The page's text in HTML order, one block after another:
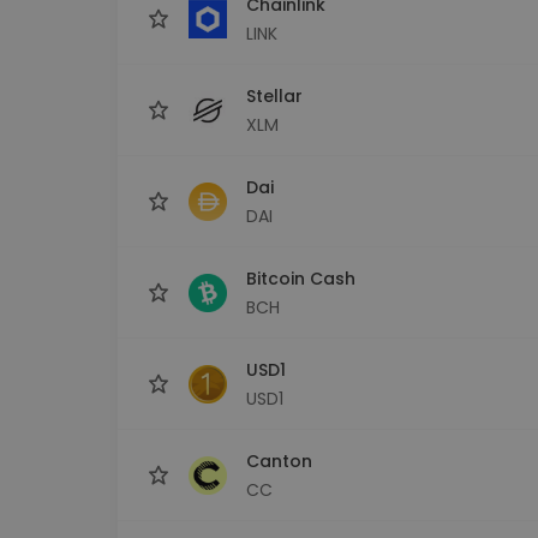
LINK
Stellar
XLM
Dai
DAI
Bitcoin Cash
BCH
USD1
USD1
Canton
CC